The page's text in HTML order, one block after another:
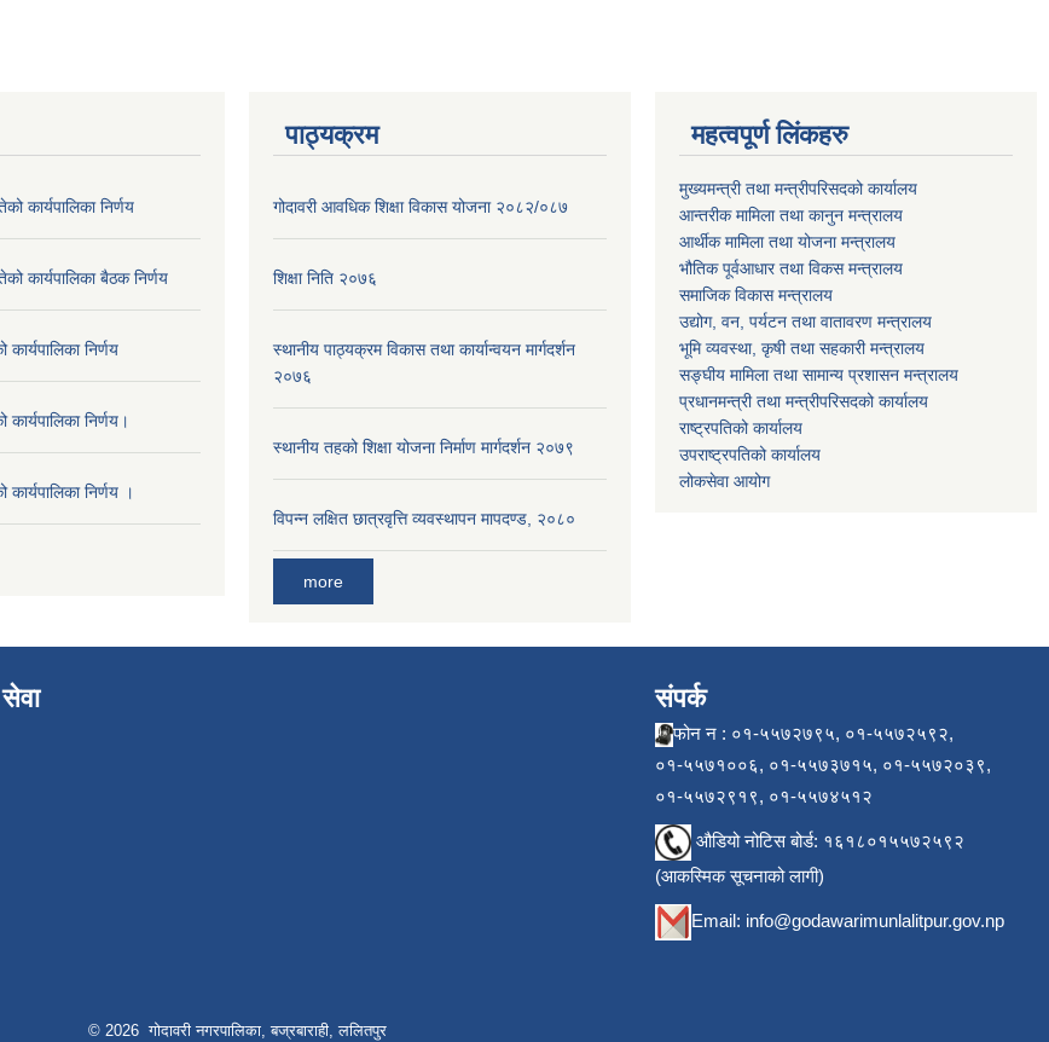
कार्यपालिका निर्णय
कार्यपालिका बैठक निर्णय
निर्णय
निर्णय।
निर्णय ।
पाठ्यक्रम
गोदावरी आवधिक शिक्षा विकास योजना २०८२/०८७
शिक्षा निति २०७६
स्थानीय पाठ्यक्रम विकास तथा कार्यान्वयन मार्गदर्शन
२०७६
स्थानीय तहको शिक्षा योजना निर्माण मार्गदर्शन २०७९
विपन्न लक्षित छात्रवृत्ति व्यवस्थापन मापदण्ड, २०८०
more
महत्वपूर्ण लिंकहरु
मुख्यमन्त्री तथा मन्त्रीपरिसदको कार्यालय
आन्तरीक मामिला तथा कानुन मन्त्रालय
आर्थीक मामिला तथा योजना मन्त्रालय
भौतिक पूर्वआधार तथा विकस मन्त्रालय
समाजिक विकास मन्त्रालय
उद्योग, वन, पर्यटन तथा वातावरण मन्त्रालय
भूमि व्यवस्था, कृषी तथा सहकारी मन्त्रालय
सङ्घीय मामिला तथा सामान्य प्रशासन मन्त्रालय
प्रधानमन्त्री तथा मन्त्रीपरिसदको कार्यालय
राष्ट्रपतिको कार्यालय
उपराष्ट्रपतिको कार्यालय
लोकसेवा आयोग
संपर्क
फोन न : ०१-५५७२७९५, ०१-५५७२५९२,
०१-५५७१००६, ०१-५५७३७१५, ०१-५५७२०३९,
०१-५५७२९१९, ०१-५५७४५१२
औडियो नोटिस बोर्ड: १६१८०१५५७२५९२
(आकस्मिक सूचनाको लागी)
Email: info@godawarimunlalitpur.gov.np
© 2026 गोदावरी नगरपालिका, बज्रबाराही, ललितपुर